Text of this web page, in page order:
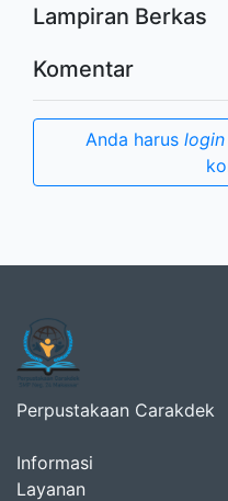
Lampiran Berkas
Komentar
Anda harus login
Perpustakaan Carakdek
Informasi
Layanan